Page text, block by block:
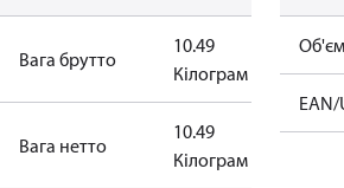
Вага брутто
10.49
Кілограм
Bага нетто
10.49
Кілограм
Об'єм
EAN/